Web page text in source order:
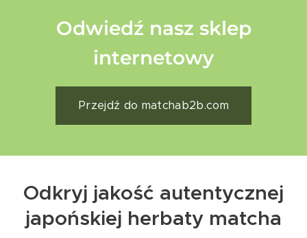
Odwiedź nasz sklep
internetowy
Przejdź do matchab2b.com
Odkryj jakość autentycznej
japońskiej herbaty matcha